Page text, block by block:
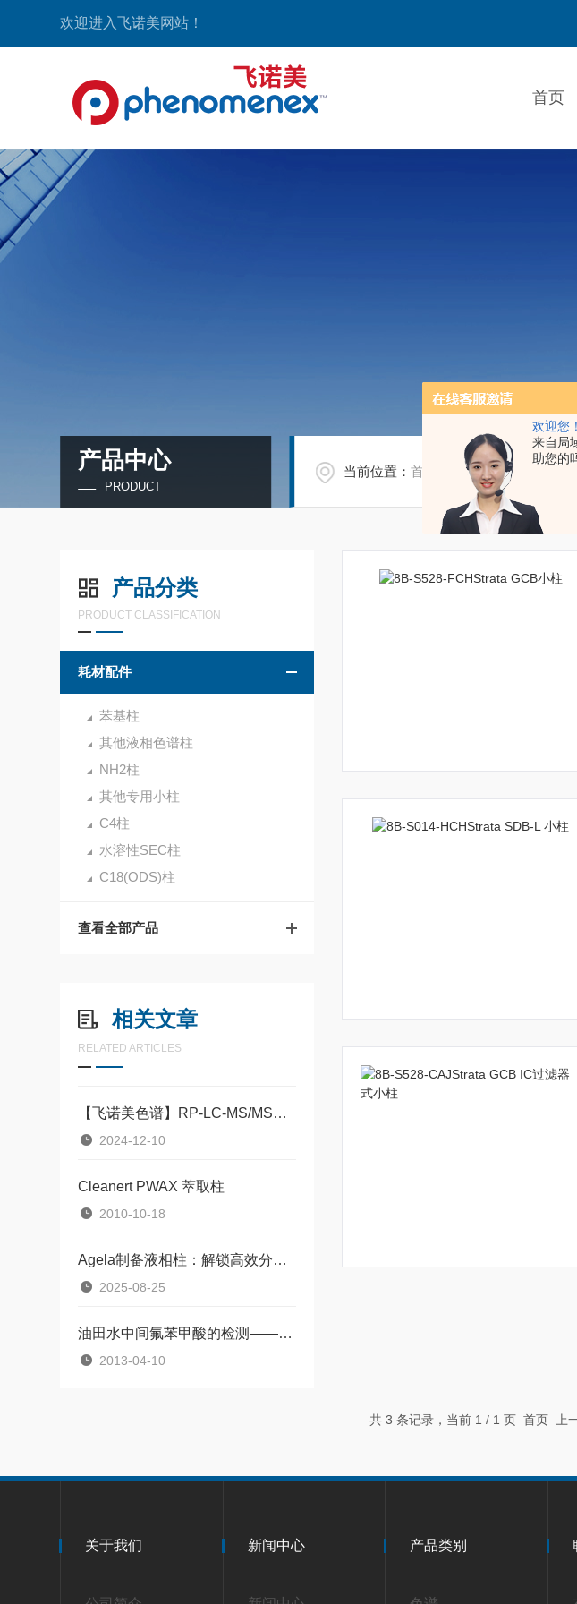
欢迎您！
来自局
助您的
欢迎进入飞诺美网站！
首页
产品中心
PRODUCT
当前位置：首页 产品中心/
产品分类
PRODUCT CLASSIFICATION
耗材配件
苯基柱
其他液相色谱柱
NH2柱
其他专用小柱
C4柱
水溶性SEC柱
C18(ODS)柱
查看全部产品
相关文章
RELATED ARTICLES
【飞诺美色谱】RP-LC-MS/MS法定量mRNA中游离/非结合核苷
2024-12-10
Cleanert PWAX 萃取柱
2010-10-18
Agela制备液相柱：解锁高效分离纯化的奥秘
2025-08-25
油田水中间氟苯甲酸的检测——SPE-HPLC法
2013-04-10
共 3 条记录，当前 1 / 1 页 首页 上
关于我们 新闻中心 产品类别